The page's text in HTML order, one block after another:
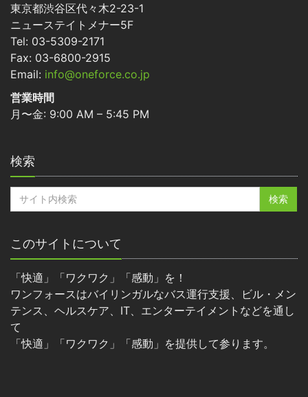
東京都渋谷区代々木2-23-1
ニューステイトメナー5F
Tel: 03-5309-2171
Fax: 03-6800-2915
Email: info@oneforce.co.jp
営業時間
月〜金: 9:00 AM – 5:45 PM
検索
このサイトについて
「快適」「ワクワク」「感動」を！
ワンフォースはバイリンガルなバス運行支援、ビル・メン
テンス、ヘルスケア、IT、エンターテイメントなどを通し
て
「快適」「ワクワク」「感動」を提供して参ります。